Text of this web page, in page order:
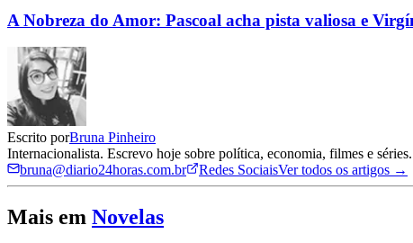
A Nobreza do Amor: Pascoal acha pista valiosa e
Escrito porBruna Pinheiro
Internacionalista. Escrevo hoje sobre política, economia, filmes e
bruna@diario24horas.com.br
Redes SociaisVer todos os artigos →
Mais em Novelas